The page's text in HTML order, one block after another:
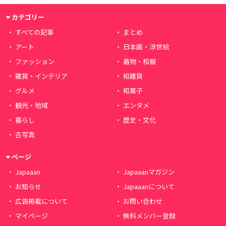
カテゴリー
すべての記事
まとめ
アート
日本画・浮世絵
ファッション
着物・和服
雑貨・インテリア
和雑貨
グルメ
和菓子
観光・地域
エンタメ
暮らし
歴史・文化
古写真
ページ
Japaaan
Japaaanマガジン
お知らせ
Japaaanについて
広告掲載について
お問い合わせ
マイページ
無料メンバー登録